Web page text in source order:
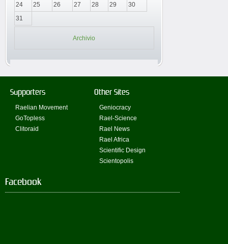
24
25 26 27 28 29
30
31
Archivio
Supporters
Raelian Movement
GoTopless
Clitoraid
Other Sites
Geniocracy
Rael-Science
Rael News
Rael Africa
Scientific Design
Scientopolis
Facebook